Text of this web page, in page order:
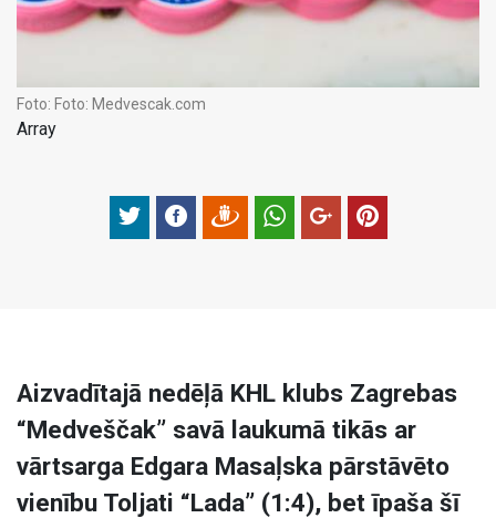
Foto: Foto: Medvescak.com
Array
Aizvadītajā nedēļā KHL klubs Zagrebas
“Medveščak” savā laukumā tikās ar
vārtsarga Edgara Masaļska pārstāvēto
vienību Toljati “Lada” (1:4), bet īpaša šī